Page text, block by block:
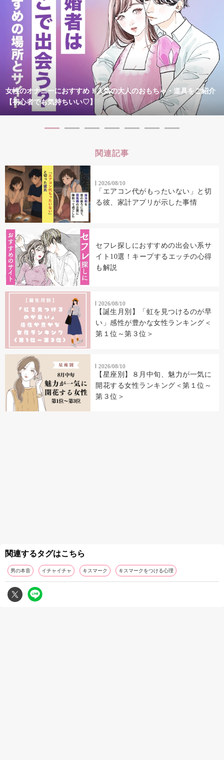
女性のオナニーにおすすめ！人気の大人のおもちゃ・道具をご紹介
【初心者でも気持ちいい♡】
関連記事
2026/08/10
「エアコン代がもったいない」と切
る彼、家計アプリが示した事情
セフレ探しにおすすめの出会い系サ
イト10選！キープするエッチの心得
も解説
2026/08/10
【誕生月別】「虹を見つけるのが早
い」感性が豊かな女性ランキング＜
第１位～第３位＞
2026/08/10
【星座別】８月中旬、魅力が一気に
開花する女性ランキング＜第１位～
第３位＞
関連するタグはこちら
男の本音 イチャイチャ キスマーク キスマークをつける心理